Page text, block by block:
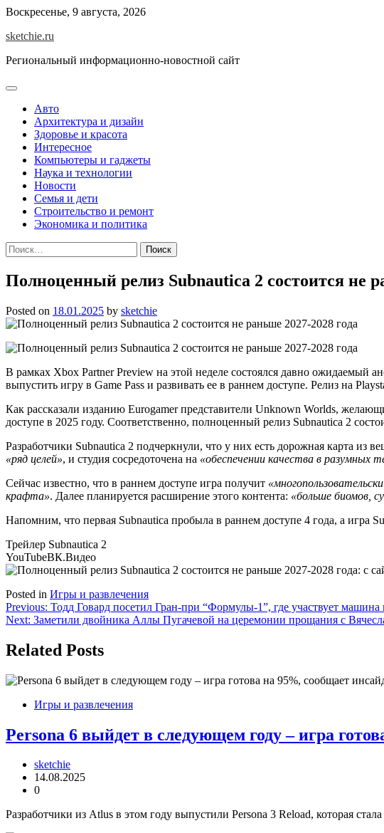
Skip
content
Воскресенье, 9 августа, 2026
sketchie.ru
Региональный информационно-новостной сайт
Авто
Архитектура и дизайн
Здоровье и красота
Интересное
Компьютеры и гаджеты
Наука и технологии
Новости
Семья и дети
Строительство и ремонт
Экономика и политика
Найти:
Полноценный релиз Subnautica 2 состоится не
Posted on 18.01.2025 by sketchie
В рамках Xbox Partner Preview на этой неделе состоялся давно ожидаемый
выпустить игру в Game Pass и развивать ее в раннем доступе. Релиз на
Как рассказали изданию Eurogamer представители Unknown Worlds,
доступе в 2025 году. Соответственно, полноценный релиз Subnautica 2
Разработчики Subnautica 2 подчеркнули, что у них есть дорожная карта из
«ряд целей», и студия сосредоточена на «обеспечении качества в разумных
Сейчас известно, что в раннем доступе игра получит
крафта». Далее планируется расширение этого контента: «больше биомов,
Напомним, что первая Subnautica пробыла в раннем доступе 4 года, а игра
Трейлер Subnautica 2
YouTubeВК.Видео
Posted in Игры и развлечения
Навигация
по
записям
Previous: Тодд Говард посетил Гран-при “Формулы-1”, где участвует машина
Next: Заметили двойника Аллы Пугачевой на церемонии прощания с
Related Posts
Игры и развлечения
Persona 6 выйдет в следующем году – игра
sketchie
14.08.2025
0
Разработчики из Atlus в этом году выпустили Persona 3 Reload, которая